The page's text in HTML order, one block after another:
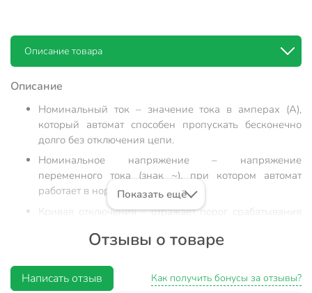
Описание товара
Описание
Номинальный ток – значение тока в амперах (А),
который автомат способен пропускать бесконечно
долго без отключения цепи.
Номинальное напряжение – напряжение
переменного тока (знак ~), при котором автомат
работает в нормальных условиях.
Кривая отключения – отражает порог срабатывания
замыкания.
Кривая С – ток в цепи в 5-10 раз больше
номинального (т.е. автомат на 16А отключит цепь при
Показать ещё
Отзывы о товаре
Написать отзыв Как получить бонусы за отзывы?